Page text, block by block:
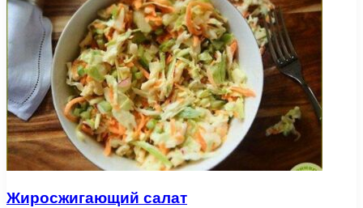
Жиросжигающий салат